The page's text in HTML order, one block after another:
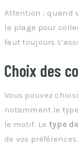
Attention : quand
la plage pour
faut toujours
Choix des
Vous pouvez
notamment le
le motif. Le type
de vos